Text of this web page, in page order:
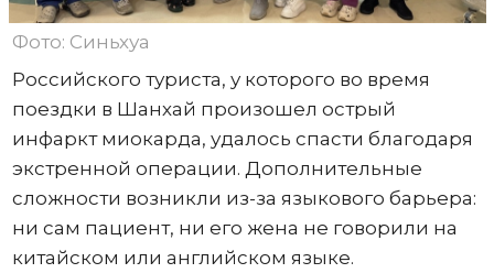
Фото: Синьхуа
Российского туриста, у которого во время
поездки в Шанхай произошел острый
инфаркт миокарда, удалось спасти благодаря
экстренной операции. Дополнительные
сложности возникли из-за языкового барьера:
ни сам пациент, ни его жена не говорили на
китайском или английском языке.